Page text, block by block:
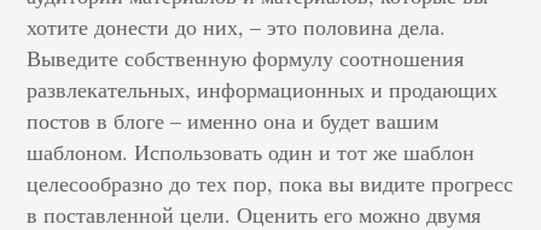
хотите донести до них, – это половина дела.
Выведите собственную формулу соотношения
развлекательных, информационных и продающих
постов в блоге – именно она и будет вашим
шаблоном. Использовать один и тот же шаблон
целесообразно до тех пор, пока вы видите прогресс
в поставленной цели. Оценить его можно двумя